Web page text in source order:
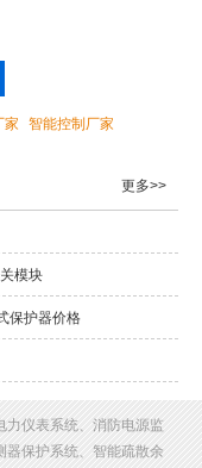
家 智能控制厂家
更多>>
模块
保护器价格
力仪表系统、消防电源监
器保护系统、智能疏散余